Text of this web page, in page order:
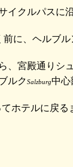
イクルパスに
前に、ヘルブル
、宮殿通りシ
ルクSalzburg中心
ホテルに戻る